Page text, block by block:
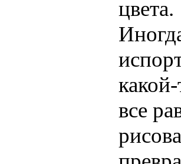
цвета.
все